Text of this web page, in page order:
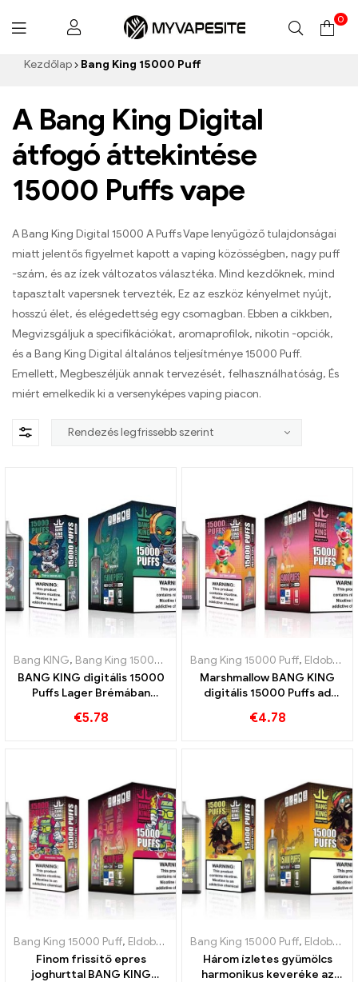
Myvapesite.de
0
Kezdőlap Bang King 15000 Puff
A Bang King Digital
átfogó áttekintése
15000 Puffs vape
A Bang King Digital 15000 A Puffs Vape lenyűgöző tulajdonságai
miatt jelentős figyelmet kapott a vaping közösségben, nagy puff
-szám, és az ízek változatos választéka. Mind kezdőknek, mind
tapasztalt vapersnek tervezték, Ez az eszköz kényelmet nyújt,
hosszú élet, és elégedettség egy csomagban. Ebben a cikkben,
Megvizsgáljuk a specifikációkat, aromaprofilok, nikotin -opciók,
és a Bang King Digital általános teljesítménye 15000 Puff.
Emellett, Megbeszéljük annak tervezését, felhasználhatóság, És
miért emelkedik ki a versenyképes vaping piacon.
Bang KING, Bang King 15000 Puff Eldobható e-cigaretta nikotinnal
BANG KING digitális 15000
Puffs Lager Brémában
€5.78
Bang King 15000 Puff, Eldobható e-cigaretta Svédország
Marshmallow BANG KING
digitális 15000 Puffs ad
mályvacukor falat
€4.78
Bang King 15000 Puff, Eldobható e-cigaretta Svédország ,
Finom frissítő epres
joghurttal BANG KING
Bang King 15000 Puff, Eldobható e-cigaretta Svédország
Három ízletes gyümölcs
harmonikus keveréke az